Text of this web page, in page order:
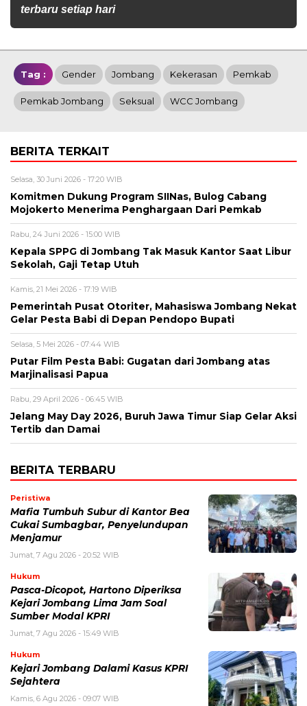
terbaru setiap hari
Tag : Gender Jombang Kekerasan Pemkab
Pemkab Jombang Seksual WCC Jombang
BERITA TERKAIT
Selasa, 30 Juni 2026 - 17:20 WIB
Komitmen Dukung Program SIINas, Bulog Cabang
Mojokerto Menerima Penghargaan Dari Pemkab
Rabu, 24 Juni 2026 - 15:00 WIB
Kepala SPPG di Jombang Tak Masuk Kantor Saat Libur
Sekolah, Gaji Tetap Utuh
Kamis, 21 Mei 2026 - 17:19 WIB
Pemerintah Pusat Otoriter, Mahasiswa Jombang Nekat
Gelar Pesta Babi di Depan Pendopo Bupati
Selasa, 5 Mei 2026 - 07:44 WIB
Putar Film Pesta Babi: Gugatan dari Jombang atas
Marjinalisasi Papua
Rabu, 29 April 2026 - 06:45 WIB
Jelang May Day 2026, Buruh Jawa Timur Siap Gelar Aksi
Tertib dan Damai
BERITA TERBARU
Peristiwa
Mafia Tumbuh Subur di Kantor Bea
Cukai Sumbagbar, Penyelundupan
Menjamur
Jumat, 7 Agu 2026 - 20:52 WIB
Hukum
Pasca-Dicopot, Hartono Diperiksa
Kejari Jombang Lima Jam Soal
Sumber Modal KPRI
Jumat, 7 Agu 2026 - 15:49 WIB
Hukum
Kejari Jombang Dalami Kasus KPRI
Sejahtera
Kamis, 6 Agu 2026 - 09:07 WIB